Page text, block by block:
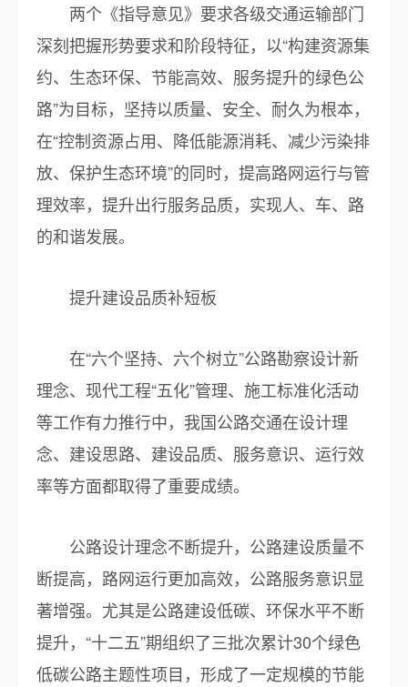
两个《指导意见》要求各级交通运输部门
深刻把握形势要求和阶段特征，以“构建资源集
约、生态环保、节能高效、服务提升的绿色公
路”为目标，坚持以质量、安全、耐久为根本，
在“控制资源占用、降低能源消耗、减少污染排
放、保护生态环境”的同时，提高路网运行与管
理效率，提升出行服务品质，实现人、车、路
的和谐发展。
提升建设品质补短板
在“六个坚持、六个树立”公路勘察设计新
理念、现代工程“五化”管理、施工标准化活动
等工作有力推行中，我国公路交通在设计理
念、建设思路、建设品质、服务意识、运行效
率等方面都取得了重要成绩。
公路设计理念不断提升，公路建设质量不
断提高，路网运行更加高效，公路服务意识显
著增强。尤其是公路建设低碳、环保水平不断
提升，“十二五”期组织了三批次累计30个绿色
低碳公路主题性项目，形成了一定规模的节能